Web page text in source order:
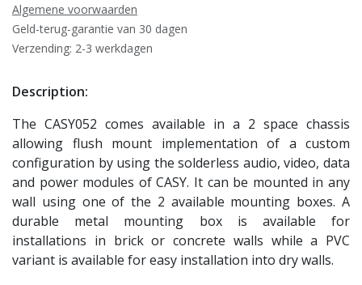
Algemene voorwaarden
Geld-terug-garantie van 30 dagen
Verzending: 2-3 werkdagen
Description:
The CASY052 comes available in a 2 space chassis
allowing flush mount implementation of a custom
configuration by using the solderless audio, video, data
and power modules of CASY. It can be mounted in any
wall using one of the 2 available mounting boxes. A
durable metal mounting box is available for
installations in brick or concrete walls while a PVC
variant is available for easy installation into dry walls.